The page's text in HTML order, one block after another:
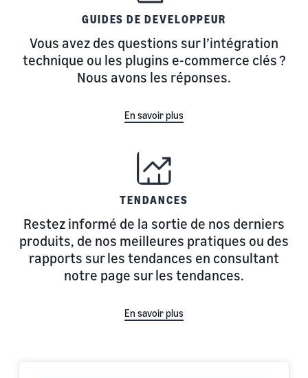
GUIDES DE DEVELOPPEUR
Vous avez des questions sur l’intégration
technique ou les plugins e-commerce clés ?
Nous avons les réponses.
En savoir plus
TENDANCES
Restez informé de la sortie de nos derniers
produits, de nos meilleures pratiques ou des
rapports sur les tendances en consultant
notre page sur les tendances.
En savoir plus